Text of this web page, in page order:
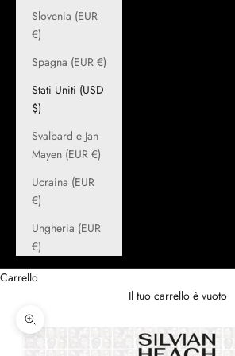
Slovenia (EUR
€)
Spagna (EUR €)
Stati Uniti (USD
$)
Svalbard e Jan
Mayen (EUR €)
Ucraina (EUR
€)
Ungheria (EUR
€)
Carrello
Il tuo carrello è vuoto
Ingrandisci immagine